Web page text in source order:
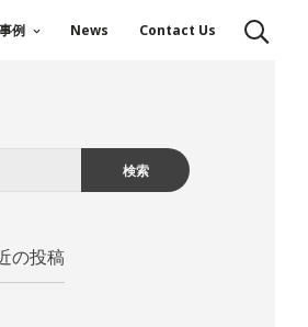
例 News Contact Us
索:
の投稿